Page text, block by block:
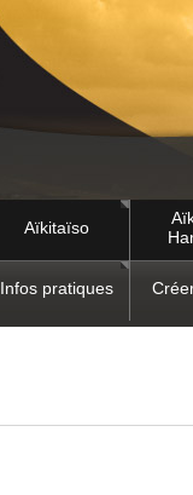
Aïkitaïso
Infos pratiques